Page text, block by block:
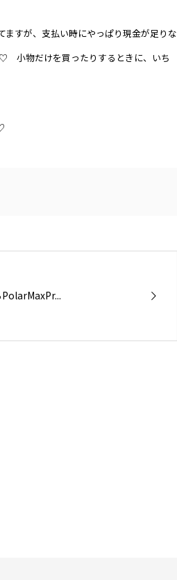
すが、支払い時にやっぱり現金が足りな
小物だけを買ったりするときに、いち